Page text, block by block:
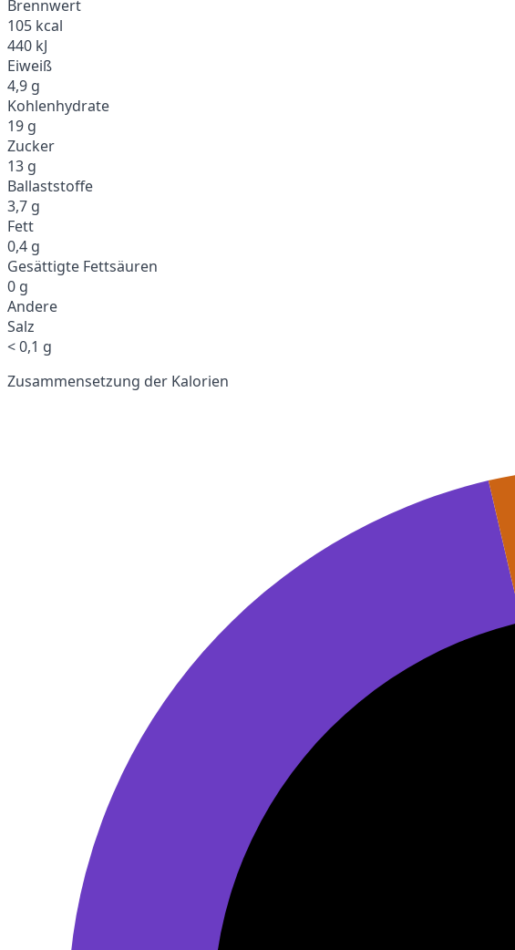
Brennwert
105 kcal
440 kJ
Eiweiß
4,9 g
Kohlenhydrate
19 g
Zucker
13 g
Ballaststoffe
3,7 g
Fett
0,4 g
Gesättigte Fettsäuren
0 g
Andere
Salz
< 0,1 g
Zusammensetzung der Kalorien